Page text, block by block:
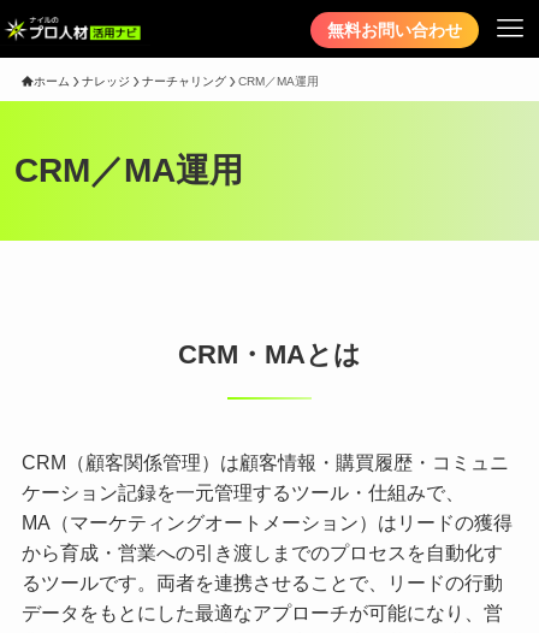
無料お問い合わせ
ホーム ナレッジ ナーチャリング CRM／MA運用
CRM／MA運用
CRM・MAとは
CRM（顧客関係管理）は顧客情報・購買履歴・コミュニ
ケーション記録を一元管理するツール・仕組みで、
MA（マーケティングオートメーション）はリードの獲得
から育成・営業への引き渡しまでのプロセスを自動化す
るツールです。両者を連携させることで、リードの行動
データをもとにした最適なアプローチが可能になり、営